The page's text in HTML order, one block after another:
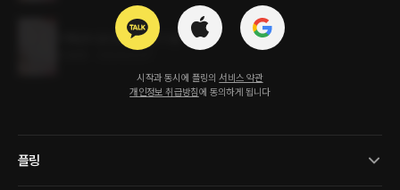
시작과 동시에 플링의 서비스 약관
개인정보 취급방침에 동의하게 됩니다
기해년의 잡다한 궁녀일기 1권
플링